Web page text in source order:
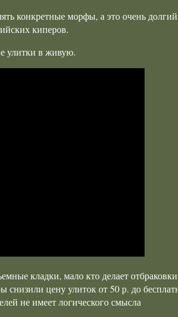
конкретные морфы, а это очень
киперов.
улитки в живую.
кладки, мало кто делает
цену улиток от 50 р. до
не имеет логического смысла